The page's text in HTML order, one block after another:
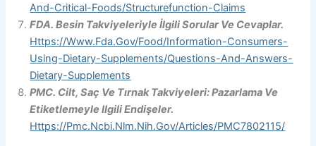
And-Critical-Foods/structurefunction-Claims
FDA. Besin Takviyeleriyle İlgili Sorular Ve Cevaplar.
Https://www.fda.gov/food/information-Consumers-
Using-Dietary-Supplements/questions-And-Answers-
Dietary-Supplements
PMC. Cilt, Saç Ve Tırnak Takviyeleri: Pazarlama Ve
Etiketlemeyle Ilgili Endişeler.
Https://pmc.ncbi.nlm.nih.gov/articles/PMC7802115/